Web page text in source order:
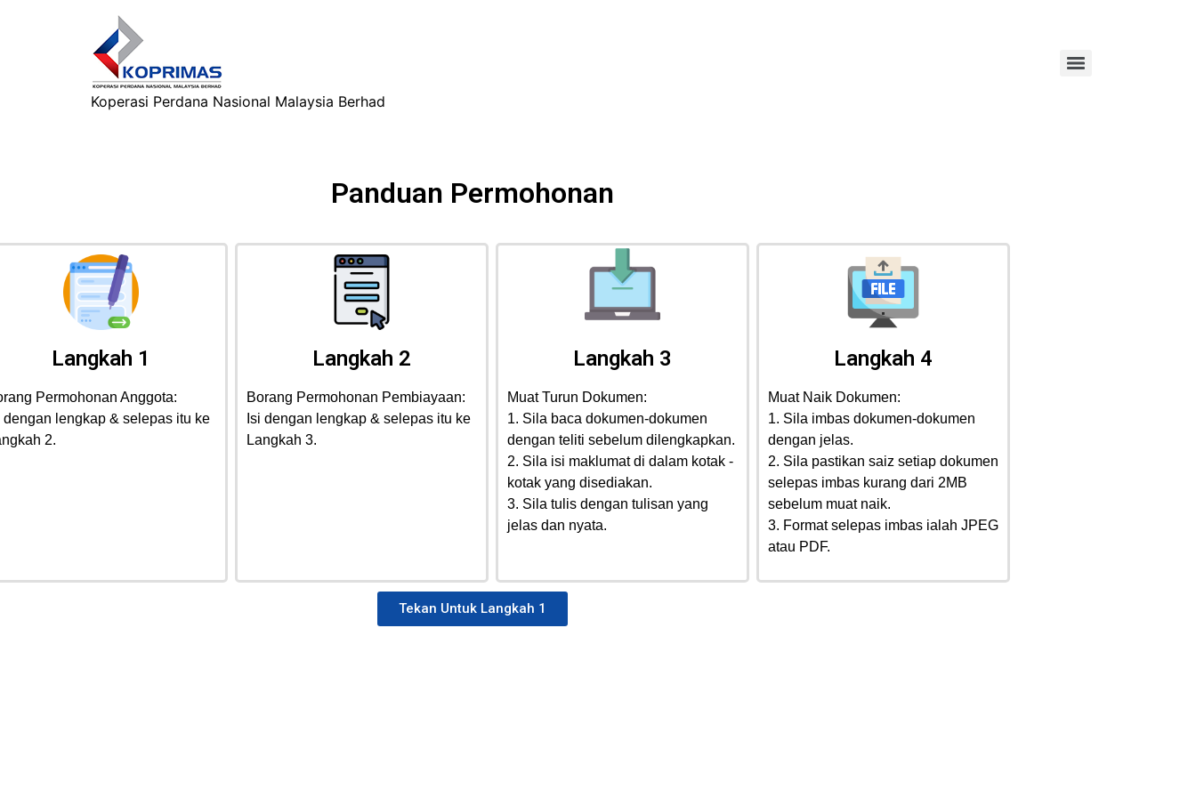
Koperasi Perdana Nasional Malaysia Berhad
Panduan Permohonan
Langkah 1
Permohonan Anggota:
dengan lengkap & selepas itu ke
2.
Langkah 2
Borang Permohonan Pembiayaan:
Isi dengan lengkap & selepas itu ke
Langkah 3.
Langkah 3
Muat Turun Dokumen:
1. Sila baca dokumen-dokumen
dengan teliti sebelum dilengkapkan.
2. Sila isi maklumat di dalam kotak -
kotak yang disediakan.
3. Sila tulis dengan tulisan yang
jelas dan nyata.
Langkah 4
Muat Naik Dokumen:
1. Sila imbas dokumen-dokumen
dengan jelas.
2. Sila pastikan saiz setiap dokumen
selepas imbas kurang dari 2MB
sebelum muat naik.
3. Format selepas imbas ialah JPEG
atau PDF.
Tekan Untuk Langkah 1